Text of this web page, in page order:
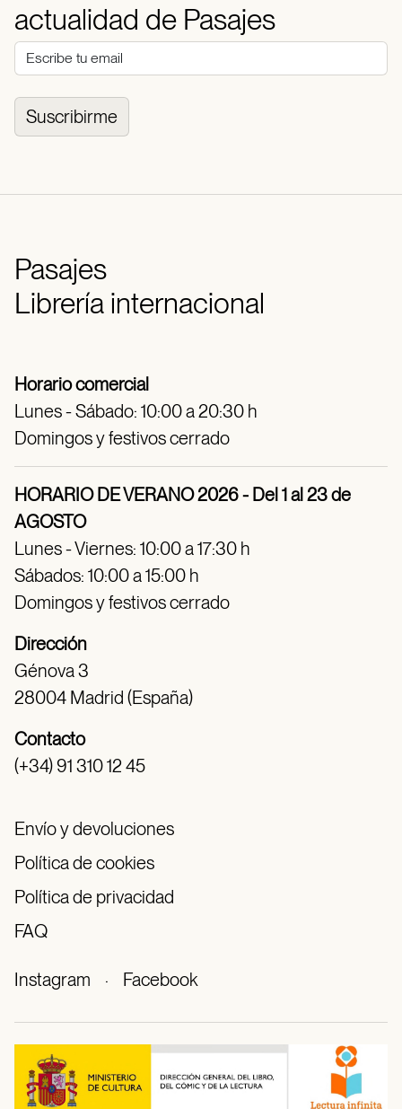
actualidad de Pasajes
Suscribirme
Pasajes
Librería internacional
Horario comercial
Lunes - Sábado: 10:00 a 20:30 h
Domingos y festivos cerrado
HORARIO DE VERANO 2026 - Del 1 al 23 de
AGOSTO
Lunes - Viernes: 10:00 a 17:30 h
Sábados: 10:00 a 15:00 h
Domingos y festivos cerrado
Dirección
Génova 3
28004 Madrid (España)
Contacto
(+34) 91 310 12 45
Envío y devoluciones
Política de cookies
Política de privacidad
FAQ
Instagram · Facebook